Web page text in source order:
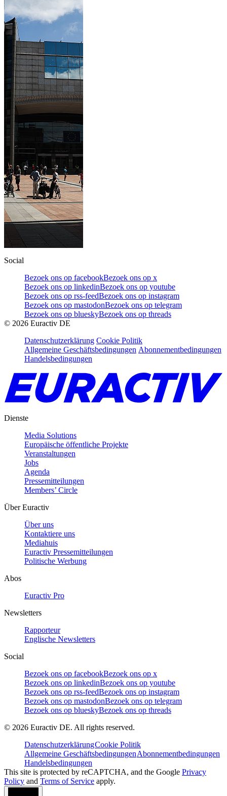
Social
Bezoek ons op facebookBezoek ons op x
Bezoek ons op linkedinBezoek ons op youtube
Bezoek ons op rss-feedBezoek ons op instagram
Bezoek ons op mastodonBezoek ons op telegram
Bezoek ons op blueskyBezoek ons op threads
© 2026 Euractiv DE
Datenschutzerklärung Cookie Politik
Allgemeine Geschäftsbedingungen Abonnementbedingungen
Handelsbedingungen
Dienste
Media Solutions
Europäische öffentliche Projekte
Veranstaltungen
Jobs
Agenda
Pressemitteilungen
Members’ Circle
Über Euractiv
Über uns
Kontaktiere uns
Mediahuis
Euractiv Pressemitteilungen
Politische Werbung
Abos
Euractiv Pro
Newsletters
Rapporteur
Englische Newsletters
Social
Bezoek ons op facebookBezoek ons op x
Bezoek ons op linkedinBezoek ons op youtube
Bezoek ons op rss-feedBezoek ons op instagram
Bezoek ons op mastodonBezoek ons op telegram
Bezoek ons op blueskyBezoek ons op threads
© 2026 Euractiv DE. All rights reserved.
DatenschutzerklärungCookie Politik
Allgemeine GeschäftsbedingungenAbonnementbedingungen
Handelsbedingungen
This site is protected by reCAPTCHA, and the Google Privacy
Policy and Terms of Service apply.